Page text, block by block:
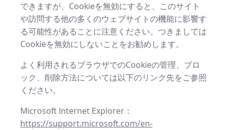
できますが、Cookieを無効にすると、このサイト
や訪問する他の多くのウェブサイトの機能に影響す
る可能性があることに注意ください。つきましては
Cookieを無効にしないことをお勧めします。
よく利用されるブラウザでのCookieの管理、ブロ
ック、削除方法については以下のリンク先をご参照
ください。
Microsoft Internet Explorer：
https://support.microsoft.com/en-